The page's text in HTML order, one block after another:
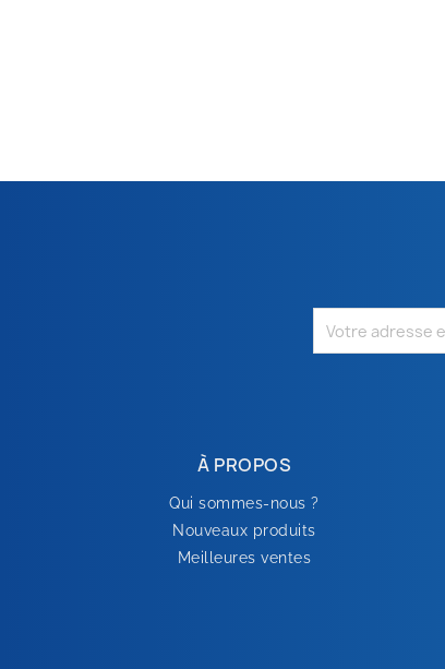
À PROPOS
Qui sommes-nous ?
Nouveaux produits
Meilleures ventes